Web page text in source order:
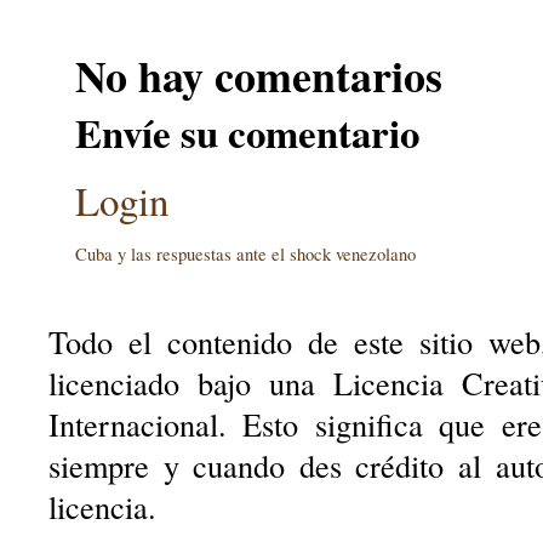
No hay comentarios
Envíe su comentario
Login
Cuba y las respuestas ante el shock venezolano
Todo el contenido de este sitio
licenciado bajo una Licencia
Internacional. Esto significa que
siempre y cuando des crédito al
licencia.